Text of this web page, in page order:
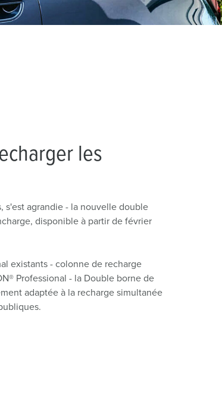
les
s'est agrandie - la nouvelle double
disponible à partir de février
existants - colonne de recharge
Professional - la Double borne de
adaptée à la recharge simultanée